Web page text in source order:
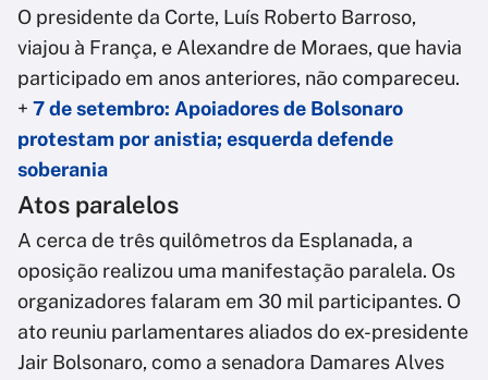
O presidente da Corte, Luís Roberto Barroso,
viajou à França, e Alexandre de Moraes, que havia
participado em anos anteriores, não compareceu.
+ 7 de setembro: Apoiadores de Bolsonaro
protestam por anistia; esquerda defende
soberania
Atos paralelos
A cerca de três quilômetros da Esplanada, a
oposição realizou uma manifestação paralela. Os
organizadores falaram em 30 mil participantes. O
ato reuniu parlamentares aliados do ex-presidente
Jair Bolsonaro, como a senadora Damares Alves